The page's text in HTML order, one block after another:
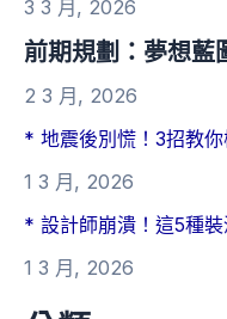
3 3 月, 2026
前期規劃：夢想藍
2 3 月, 2026
* 地震後別慌！3招教你
1 3 月, 2026
* 設計師崩潰！這5種裝
1 3 月, 2026